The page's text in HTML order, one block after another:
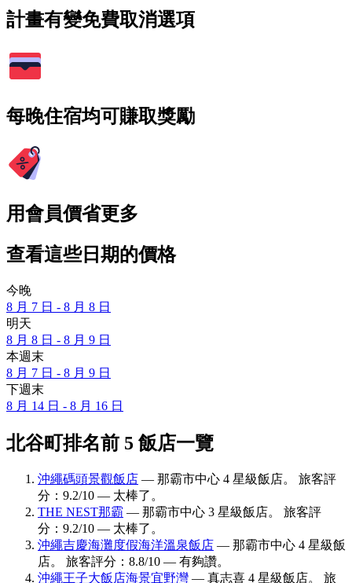
計畫有變免費取消選項
每晚住宿均可賺取獎勵
用會員價省更多
查看這些日期的價格
今晚
8 月 7 日 - 8 月 8 日
明天
8 月 8 日 - 8 月 9 日
本週末
8 月 7 日 - 8 月 9 日
下週末
8 月 14 日 - 8 月 16 日
北谷町排名前 5 飯店一覽
沖繩碼頭景觀飯店 — 那霸市中心 4 星級飯店。 旅客評
分：9.2/10 — 太棒了。
THE NEST那霸 — 那霸市中心 3 星級飯店。 旅客評
分：9.2/10 — 太棒了。
沖繩吉慶海灘度假海洋溫泉飯店 — 那霸市中心 4 星級飯
店。 旅客評分：8.8/10 — 有夠讚。
沖繩王子大飯店海景宜野灣 — 真志喜 4 星級飯店。 旅